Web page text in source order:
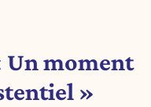
moment
»